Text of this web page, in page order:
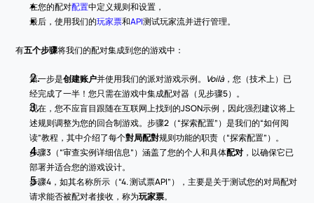
在您的配对配置中定义规则和设置，
最后，使用我们的玩家票和API测试玩家流并进行管理。
有五个步骤将我们的配对集成到您的游戏中：
第一步是创建账户并使用我们的派对游戏示例。 Voilà，您（技术上）已
经完成了一半！您只需在游戏中集成配对器（见步骤5）。
现在，您不应盲目跟随在互联网上找到的JSON示例，因此强烈建议将上
述规则调整为您的回合制游戏。步骤2（“探索配置”）是我们的“如何阅
读”教程，其中介绍了每个對局配對规则功能的职责（“探索配置”）。
步骤3（“审查实例详细信息”）涵盖了您的个人和具体配对 ，以确保它已
部署并适合您的游戏设计。
步骤4，如其名称所示（“4. 测试票API”），主要是关于测试您的对局配对
请求能否被配对者接收，称为玩家票。